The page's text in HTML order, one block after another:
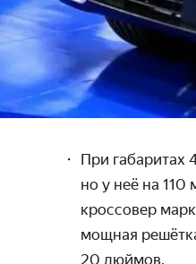
При габаритах
но у неё на
кроссовер
мощная
20 дюймов.